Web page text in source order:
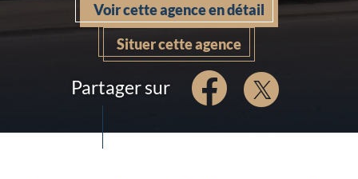
Voir cette agence en détail
Situer cette agence
Partager sur